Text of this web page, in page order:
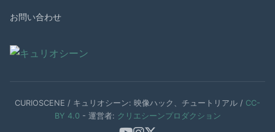
お問い合わせ
CURIOSCENE / キュリオシーン: 映像ハック、チュートリアル / CC-
BY 4.0 - 運営者: クリエシーンプロダクション